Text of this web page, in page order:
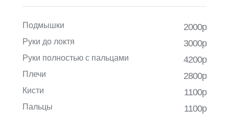
Подмышки
Руки до локтя
Руки полностью с пальцами
Плечи
Кисти
Пальцы
2000р
4200р
1100р
1100р
2800р
3000р